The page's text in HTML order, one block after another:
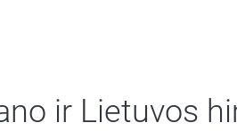
ir Lietuvos